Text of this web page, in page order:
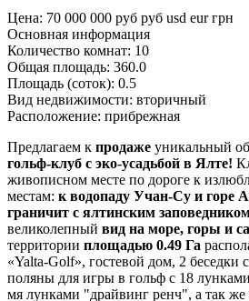
Цена: 70 000 000 руб руб usd eur грн
Основная информация
Количество комнат: 10
Общая площадь: 360.0
Площадь (соток): 0.5
Вид недвижимости: вторичный
Расположение: прибрежная
Предлагаем к продаже уникальный
гольф-клуб с эко-усадьбой в Ялте!
живописном месте по дороге к
местам: к водопаду Учан-Су и горе
граничит с ялтинским
великолепный вид на море, горы и
территории площадью 0.49 Га
«Yalta-Golf», гостевой дом, 2 беседки
поляны для игры в гольф с 18
мя лунками "драйвинг ренч", а так